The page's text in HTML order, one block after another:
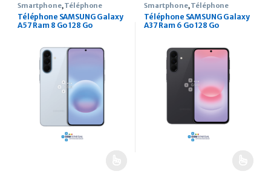
Smartphone, Téléphone
Téléphone SAMSUNG Galaxy
A57 Ram 8 Go 128 Go
Smartphone, Téléphone
Téléphone SAMSUNG Galaxy
A37 Ram 6 Go 128 Go